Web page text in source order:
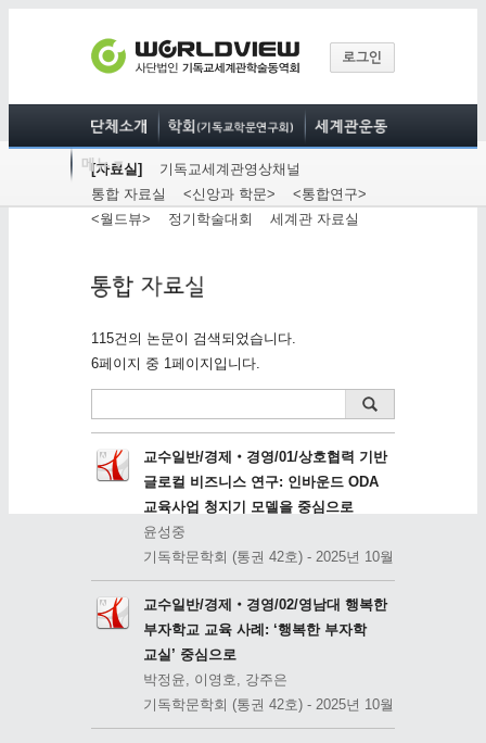
[자료실]
기독교세계관영상채널
통합 자료실
<신앙과 학문>
<통합연구>
<월드뷰>
정기학술대회 세계관 자료실
115건의 논문이 검색되었습니다.
6페이지 중 1페이지입니다.
교수일반/경제‧경영/01/상호협력 기반
글로컬 비즈니스 연구: 인바운드 ODA
교육사업 청지기 모델을 중심으로
윤성중
기독학문학회 (통권 42호) - 2025년 10월
교수일반/경제‧경영/02/영남대 행복한
부자학교 교육 사례: ‘행복한 부자학
교실’ 중심으로
박정윤, 이영호, 강주은
기독학문학회 (통권 42호) - 2025년 10월